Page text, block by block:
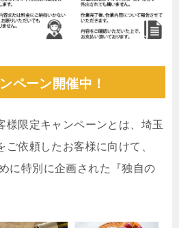
ペーン開催中！
様限定キャンペーンとは、埼玉
ご依頼したお客様に向けて、
に特別に企画された『独自の